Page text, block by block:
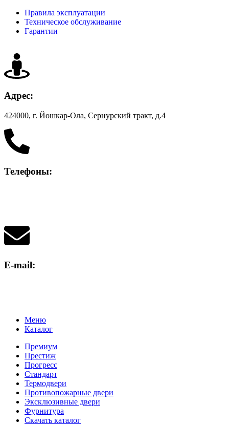
Правила эксплуатации
Техническое обслуживание
Гарантии
Адрес:
424000, г. Йошкар-Ола, Сернурский тракт, д.4
Телефоны:
E-mail:
Меню
Каталог
Премиум
Престиж
Прогресс
Стандарт
Термодвери
Противопожарные двери
Эксклюзивные двери
Фурнитура
Скачать каталог